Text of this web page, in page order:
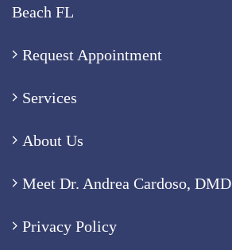
Beach FL
Request Appointment
Services
About Us
Meet Dr. Andrea Cardoso, DMD
Privacy Policy